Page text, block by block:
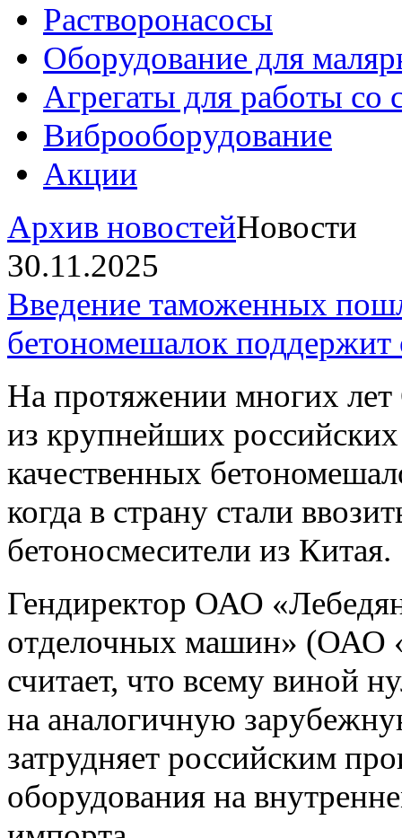
Растворонасосы
Оборудование для
Агрегаты для работы со
Виброоборудование
Акции
Архив новостейНовости
30.11.2025
Введение таможенных
бетономешалок поддержит
На протяжении многих
из крупнейших
качественных
когда в страну стали
бетоносмесители из Китая.
Гендиректор ОАО
отделочных машин»
считает, что всему виной
на аналогичную
затрудняет российским
оборудования на